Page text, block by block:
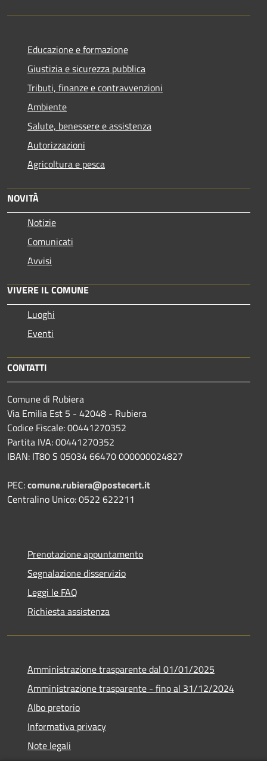
Educazione e formazione
Giustizia e sicurezza pubblica
Tributi, finanze e contravvenzioni
Ambiente
Salute, benessere e assistenza
Autorizzazioni
Agricoltura e pesca
NOVITÀ
Notizie
Comunicati
Avvisi
VIVERE IL COMUNE
Luoghi
Eventi
CONTATTI
Comune di Rubiera
Via Emilia Est 5 - 42048 - Rubiera
Codice Fiscale: 00441270352
Partita IVA: 00441270352
IBAN: IT80 S 05034 66470 000000024827
PEC:comune.rubiera@postecert.it
Centralino Unico: 0522 622211
Prenotazione appuntamento
Segnalazione disservizio
Leggi le FAQ
Richiesta assistenza
Amministrazione trasparente dal 01/01/2025
Amministrazione trasparente - fino al 31/12/2024
Albo pretorio
Informativa privacy
Note legali